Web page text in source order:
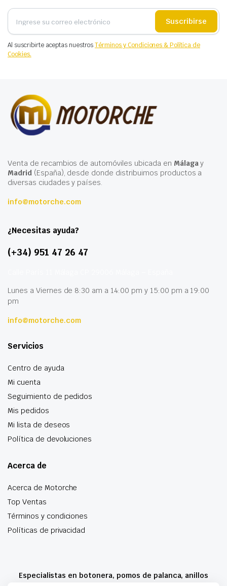
Suscribirse
Al suscribirte aceptas nuestrosTérminos y Condiciones & Política de
Cookies.
Venta de recambios de automóviles ubicada en Málagay
Madrid(España), desde donde distribuimos productos a
diversas ciudades y países.
info@motorche.com
¿Necesitas ayuda?
(+34) 951 47 26 47
Lunes a Viernes de 8:30 am a 14:00 pm y 15:00 pm a 19:00
pm
info@motorche.com
Servicios
Centro de ayuda
Mi cuenta
Seguimiento de pedidos
Mis pedidos
Mi lista de deseos
Política de devoluciones
Acerca de
Acerca de Motorche
Top Ventas
Términos y condiciones
Políticas de privacidad
Especialistas en botonera, pomos de palanca, anillos